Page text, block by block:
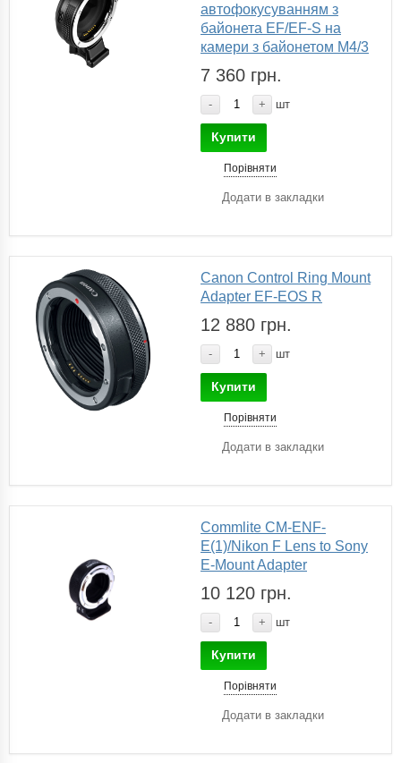
автофокусуванням з
байонета EF/EF-S на
камери з байонетом M4/3
7 360 грн.
- + шт
Купити
Порівняти
Додати в закладки
Canon Control Ring Mount
Adapter EF-EOS R
12 880 грн.
- + шт
Купити
Порівняти
Додати в закладки
Commlite CM-ENF-
E(1)/Nikon F Lens to Sony
E-Mount Adapter
10 120 грн.
- + шт
Купити
Порівняти
Додати в закладки